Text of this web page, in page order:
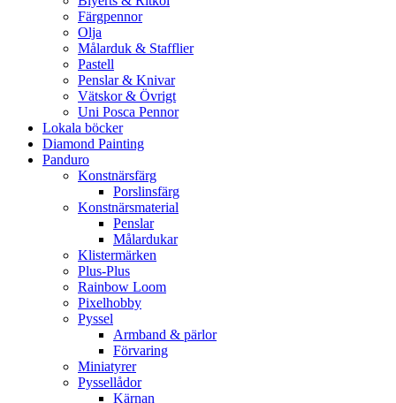
Färgpennor
Olja
Målarduk & Stafflier
Pastell
Penslar & Knivar
Vätskor & Övrigt
Uni Posca Pennor
Lokala böcker
Diamond Painting
Panduro
Konstnärsfärg
Porslinsfärg
Konstnärsmaterial
Penslar
Målardukar
Klistermärken
Plus-Plus
Rainbow Loom
Pixelhobby
Pyssel
Armband & pärlor
Förvaring
Miniatyrer
Pyssellådor
Kärnan